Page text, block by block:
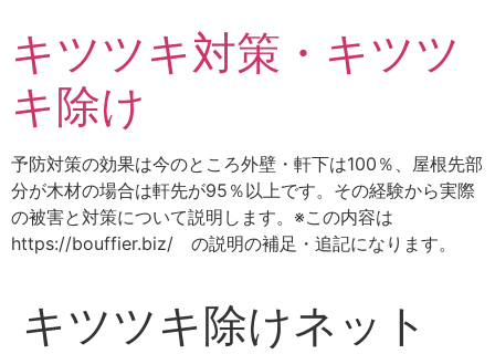
テ
ツ
キ
ッ
プ
キツツキ対策・キツツ
キ除け
予防対策の効果は今のところ外壁・軒下は100％、屋根先部
分が木材の場合は軒先が95％以上です。その経験から実際
の被害と対策について説明します。※この内容は
https://bouffier.biz/ の説明の補足・追記になります。
キツツキ除けネット